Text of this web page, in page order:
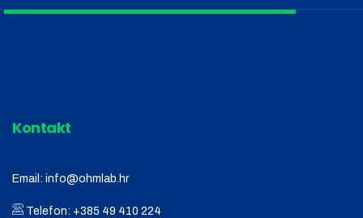
Kontakt
Email: info@ohmlab.hr
Telefon: +385 49 410 224